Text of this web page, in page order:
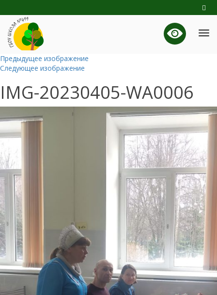
Предыдущее изображение
Следующее изображение
IMG-20230405-WA0006